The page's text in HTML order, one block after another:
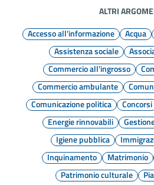
ALTRI
Accesso all'informazione
Acqua
Assistenza sociale
Commercio all'ingrosso
Commercio ambulante
Comunicazione politica
Concorsi
Energie rinnovabili
Igiene pubblica
Inquinamento
Matrimonio
Patrimonio culturale